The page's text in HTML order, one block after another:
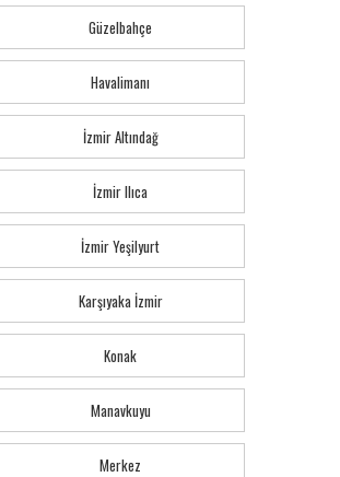
Güzelbahçe
Havalimanı
İzmir Altındağ
İzmir Ilıca
İzmir Yeşilyurt
Karşıyaka İzmir
Konak
Manavkuyu
Merkez